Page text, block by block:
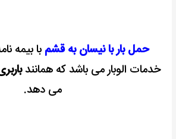
حمل بار با نیسان به قشم با بیمه
خدمات الوبار می باشد که همانند
می دهد.